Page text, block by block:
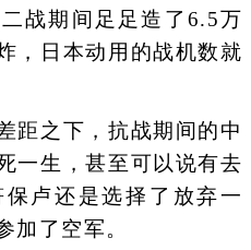
战期间足足造了6.5万
，日本动用的战机数就
之下，抗战期间的中
一生，甚至可以说有去
卢还是选择了放弃一
加了空军。